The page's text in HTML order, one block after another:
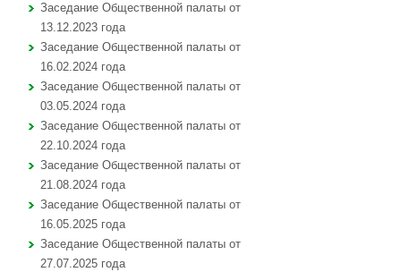
Заседание Общественной палаты от
13.12.2023 года
Заседание Общественной палаты от
16.02.2024 года
Заседание Общественной палаты от
03.05.2024 года
Заседание Общественной палаты от
22.10.2024 года
Заседание Общественной палаты от
21.08.2024 года
Заседание Общественной палаты от
16.05.2025 года
Заседание Общественной палаты от
27.07.2025 года